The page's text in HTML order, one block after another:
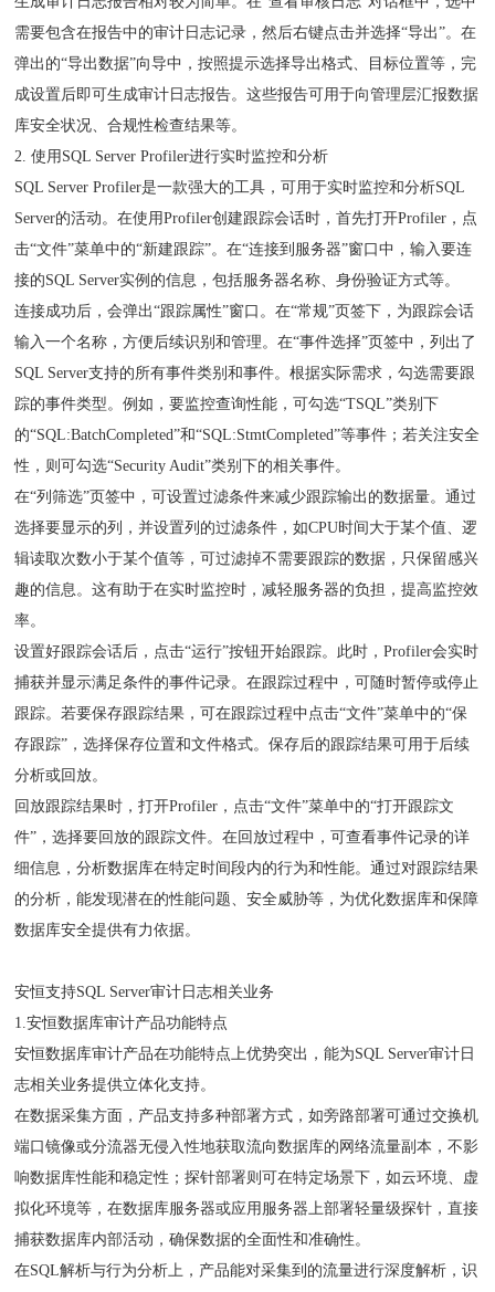
需要包含在报告中的审计日志记录，然后右键点击并选择“导出”。在
弹出的“导出数据”向导中，按照提示选择导出格式、目标位置等，完
成设置后即可生成审计日志报告。这些报告可用于向管理层汇报数据
库安全状况、合规性检查结果等。
2. 使用SQL Server Profiler进行实时监控和分析
SQL Server Profiler是一款强大的工具，可用于实时监控和分析SQL
Server的活动。在使用Profiler创建跟踪会话时，首先打开Profiler，点
击“文件”菜单中的“新建跟踪”。在“连接到服务器”窗口中，输入要连
接的SQL Server实例的信息，包括服务器名称、身份验证方式等。
连接成功后，会弹出“跟踪属性”窗口。在“常规”页签下，为跟踪会话
输入一个名称，方便后续识别和管理。在“事件选择”页签中，列出了
SQL Server支持的所有事件类别和事件。根据实际需求，勾选需要跟
踪的事件类型。例如，要监控查询性能，可勾选“TSQL”类别下
的“SQL:BatchCompleted”和“SQL:StmtCompleted”等事件；若关注安全
性，则可勾选“Security Audit”类别下的相关事件。
在“列筛选”页签中，可设置过滤条件来减少跟踪输出的数据量。通过
选择要显示的列，并设置列的过滤条件，如CPU时间大于某个值、逻
辑读取次数小于某个值等，可过滤掉不需要跟踪的数据，只保留感兴
趣的信息。这有助于在实时监控时，减轻服务器的负担，提高监控效
率。
设置好跟踪会话后，点击“运行”按钮开始跟踪。此时，Profiler会实时
捕获并显示满足条件的事件记录。在跟踪过程中，可随时暂停或停止
跟踪。若要保存跟踪结果，可在跟踪过程中点击“文件”菜单中的“保
存跟踪”，选择保存位置和文件格式。保存后的跟踪结果可用于后续
分析或回放。
回放跟踪结果时，打开Profiler，点击“文件”菜单中的“打开跟踪文
件”，选择要回放的跟踪文件。在回放过程中，可查看事件记录的详
细信息，分析数据库在特定时间段内的行为和性能。通过对跟踪结果
的分析，能发现潜在的性能问题、安全威胁等，为优化数据库和保障
数据库安全提供有力依据。
安恒支持SQL Server审计日志相关业务
1.安恒数据库审计产品功能特点
安恒数据库审计产品在功能特点上优势突出，能为SQL Server审计日
志相关业务提供立体化支持。
在数据采集方面，产品支持多种部署方式，如旁路部署可通过交换机
端口镜像或分流器无侵入性地获取流向数据库的网络流量副本，不影
响数据库性能和稳定性；探针部署则可在特定场景下，如云环境、虚
拟化环境等，在数据库服务器或应用服务器上部署轻量级探针，直接
捕获数据库内部活动，确保数据的全面性和准确性。
在SQL解析与行为分析上，产品能对采集到的流量进行深度解析，识